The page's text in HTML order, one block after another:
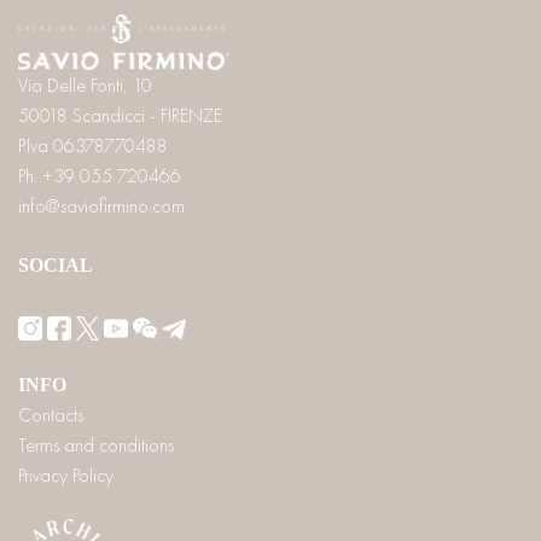
Via Delle Fonti, 10
50018 Scandicci - FIRENZE
P.Iva 06378770488
Ph. +39 055 720466
info@saviofirmino.com
SOCIAL
INFO
Contacts
Terms and conditions
Privacy Policy